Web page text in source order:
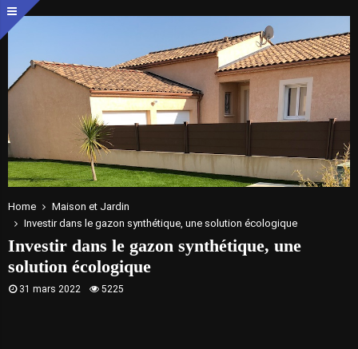
Home
Maison et Jardin
Investir dans le gazon synthétique, une solution écologique
Investir dans le gazon synthétique, une
solution écologique
31 mars 2022 5225